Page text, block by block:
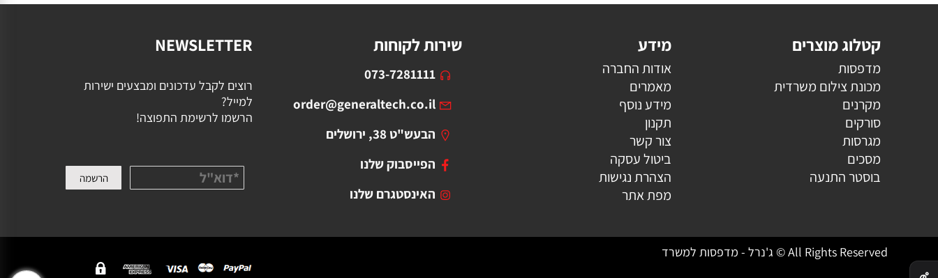
קטלוג מוצרים
מדפסות
מכונת צילום משרדית
מקרנים
סורקים
מגרסות
מסכים
בוסטר התנעה
מידע
אודות החברה
מאמרים
מידע נוסף
תקנון
צור קשר
ביטול עסקה
הצהרת נגישות
מפת אתר
שירות לקוחות
073-7281111
order@generaltech.co.il
הבעש"ט 38, ירושלים
הפייסבוק שלנו
האינסטגרם שלנו
NEWSLETTER
רוצים לקבל עדכונים ומבצעים ישירות
למייל?
הרשמו לרשימת התפוצה!
All Rights Reserved © ג'נרל - מדפסות למשרד